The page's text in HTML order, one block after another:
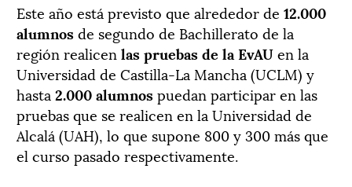
Este año está previsto que alrededor de 12.000
alumnosde segundo de Bachillerato de la
región realicen las pruebas de la EvAUen la
Universidad de Castilla-La Mancha (UCLM) y
hasta 2.000 alumnospuedan participar en las
pruebas que se realicen en la Universidad de
Alcalá (UAH), lo que supone 800 y 300 más que
el curso pasado respectivamente.